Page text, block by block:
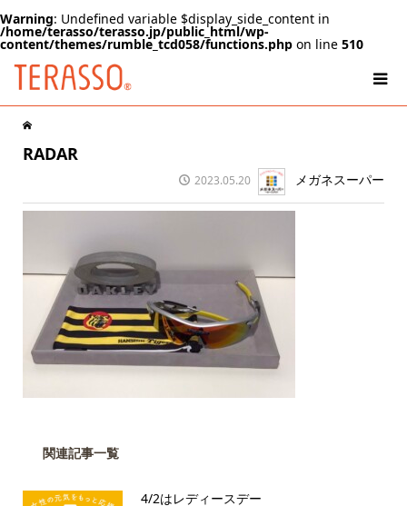
Warning: Undefined variable $display_side_content in
/home/terasso/terasso.jp/public_html/wp-
content/themes/rumble_tcd058/functions.php on line 510
RADAR
2023.05.20 メガネスーパー
関連記事一覧
4/2はレディースデー